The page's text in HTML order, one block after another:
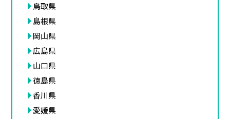
鳥取県
島根県
岡山県
広島県
山口県
徳島県
香川県
愛媛県